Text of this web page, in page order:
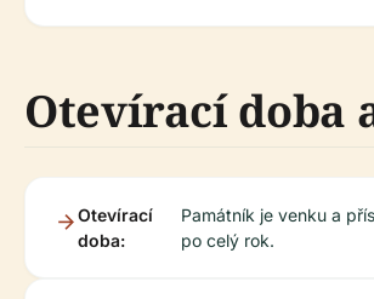
Otevírací doba
Otevírací
doba:
Památník je venku a
po celý rok.